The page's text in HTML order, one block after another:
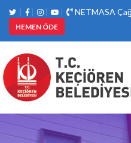
NETMASA
HEMEN ÖDE